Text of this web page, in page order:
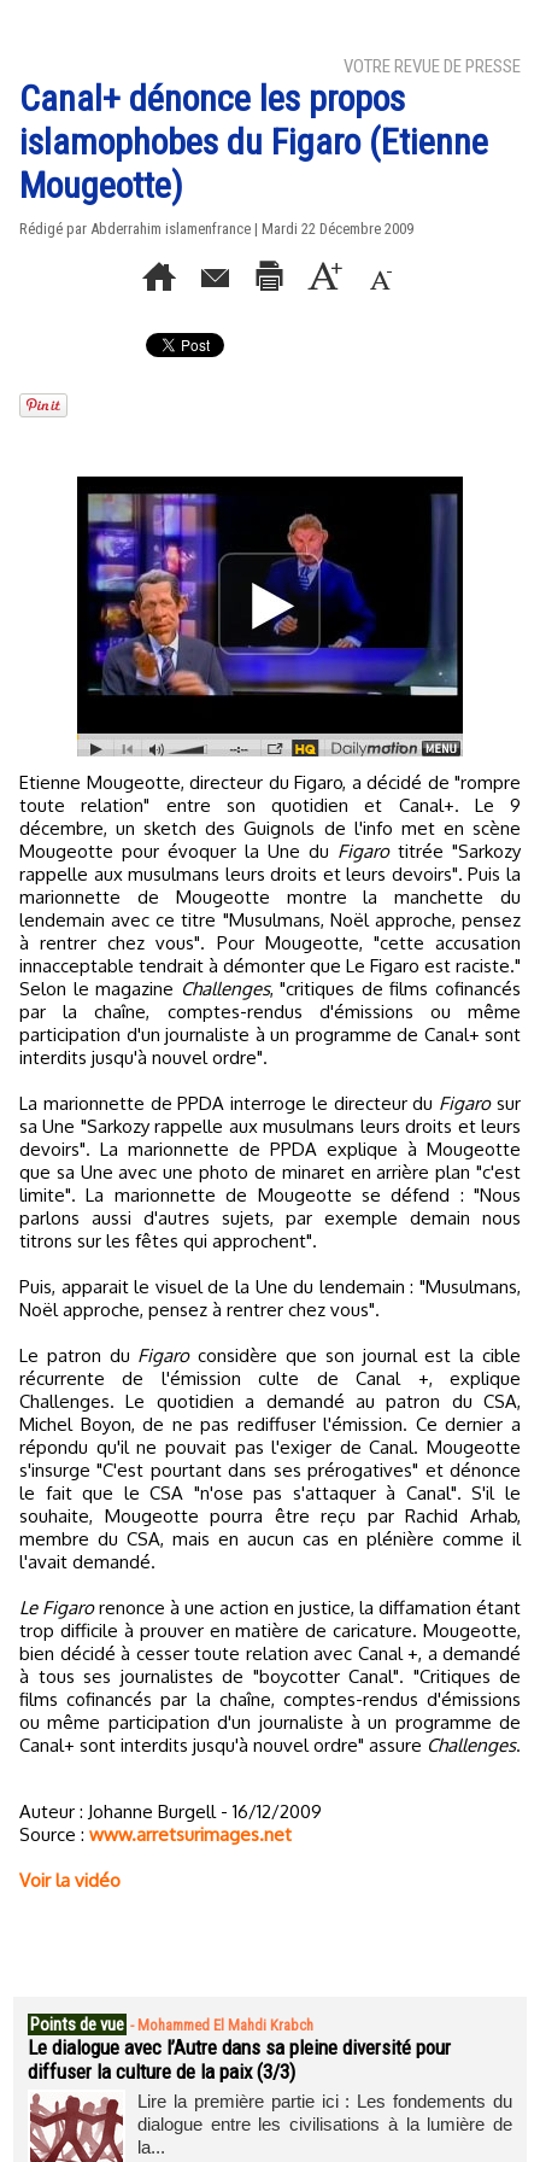
VOTRE REVUE DE PRESSE
Canal+ dénonce les propos
islamophobes du Figaro (Etienne
Mougeotte)
Rédigé par Abderrahim islamenfrance | Mardi 22 Décembre 2009
Etienne Mougeotte, directeur du Figaro, a décidé de "rompre
toute relation" entre son quotidien et Canal+. Le 9
décembre, un sketch des Guignols de l'info met en scène
Mougeotte pour évoquer la Une du Figaro titrée "Sarkozy
rappelle aux musulmans leurs droits et leurs devoirs". Puis la
marionnette de Mougeotte montre la manchette du
lendemain avec ce titre "Musulmans, Noël approche, pensez
à rentrer chez vous". Pour Mougeotte, "cette accusation
innacceptable tendrait à démonter que Le Figaro est raciste."
Selon le magazine Challenges, "critiques de films cofinancés
par la chaîne, comptes-rendus d'émissions ou même
participation d'un journaliste à un programme de Canal+ sont
interdits jusqu'à nouvel ordre".
La marionnette de PPDA interroge le directeur du Figarosur
sa Une "Sarkozy rappelle aux musulmans leurs droits et leurs
devoirs". La marionnette de PPDA explique à Mougeotte
que sa Une avec une photo de minaret en arrière plan "c'est
limite". La marionnette de Mougeotte se défend : "Nous
parlons aussi d'autres sujets, par exemple demain nous
titrons sur les fêtes qui approchent".
Puis, apparait le visuel de la Une du lendemain : "Musulmans,
Noël approche, pensez à rentrer chez vous".
Le patron du Figaroconsidère que son journal est la cible
récurrente de l'émission culte de Canal +, explique
Challenges. Le quotidien a demandé au patron du CSA,
Michel Boyon, de ne pas rediffuser l'émission. Ce dernier a
répondu qu'il ne pouvait pas l'exiger de Canal. Mougeotte
s'insurge "C'est pourtant dans ses prérogatives" et dénonce
le fait que le CSA "n'ose pas s'attaquer à Canal". S'il le
souhaite, Mougeotte pourra être reçu par Rachid Arhab,
membre du CSA, mais en aucun cas en plénière comme il
l'avait demandé.
Le Figarorenonce à une action en justice, la diffamation étant
trop difficile à prouver en matière de caricature. Mougeotte,
bien décidé à cesser toute relation avec Canal +, a demandé
à tous ses journalistes de "boycotter Canal". "Critiques de
films cofinancés par la chaîne, comptes-rendus d'émissions
ou même participation d'un journaliste à un programme de
Canal+ sont interdits jusqu'à nouvel ordre" assure Challenges.
Auteur : Johanne Burgell - 16/12/2009
Source : www.arretsurimages.net
Voir la vidéo
Points de vue - Mohammed El Mahdi Krabch
Le dialogue avec l’Autre dans sa pleine diversité pour
diffuser la culture de la paix (3/3)
Lire la première partie ici : Les fondements du
dialogue entre les civilisations à la lumière de
la...